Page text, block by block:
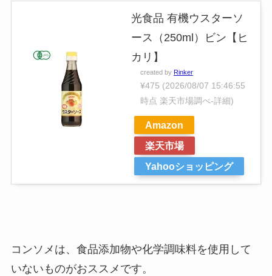
光食品 有機ウスターソ
ース（250ml）ビン【ヒ
カリ】
created by Rinker
¥475 (2026/08/07 15:46:55
時点 楽天市場調べ-詳細)
Amazon
楽天市場
Yahooショッピング
コンソメは、食品添加物や化学調味料を使用して
いないものがおススメです。